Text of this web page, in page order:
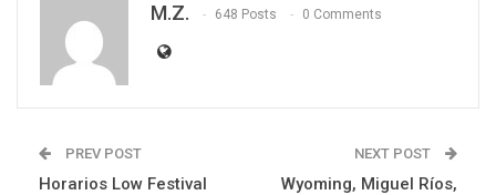
M.Z. 648 Posts 0 Comments
PREV POST
Horarios Low Festival
NEXT POST
Wyoming, Miguel Ríos,